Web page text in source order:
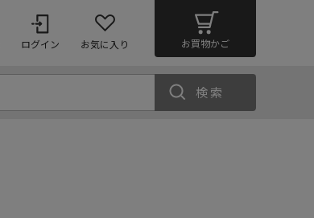
ログイン お気に入り お買物かご
検索